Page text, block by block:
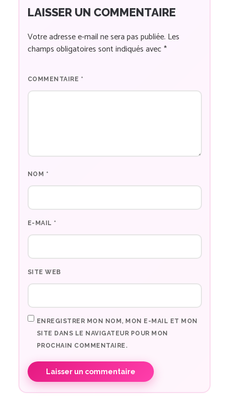
LAISSER UN COMMENTAIRE
Votre adresse e-mail ne sera pas publiée. Les
champs obligatoires sont indiqués avec *
COMMENTAIRE *
NOM *
E-MAIL *
SITE WEB
ENREGISTRER MON NOM, MON E-MAIL ET MON
SITE DANS LE NAVIGATEUR POUR MON
PROCHAIN COMMENTAIRE.